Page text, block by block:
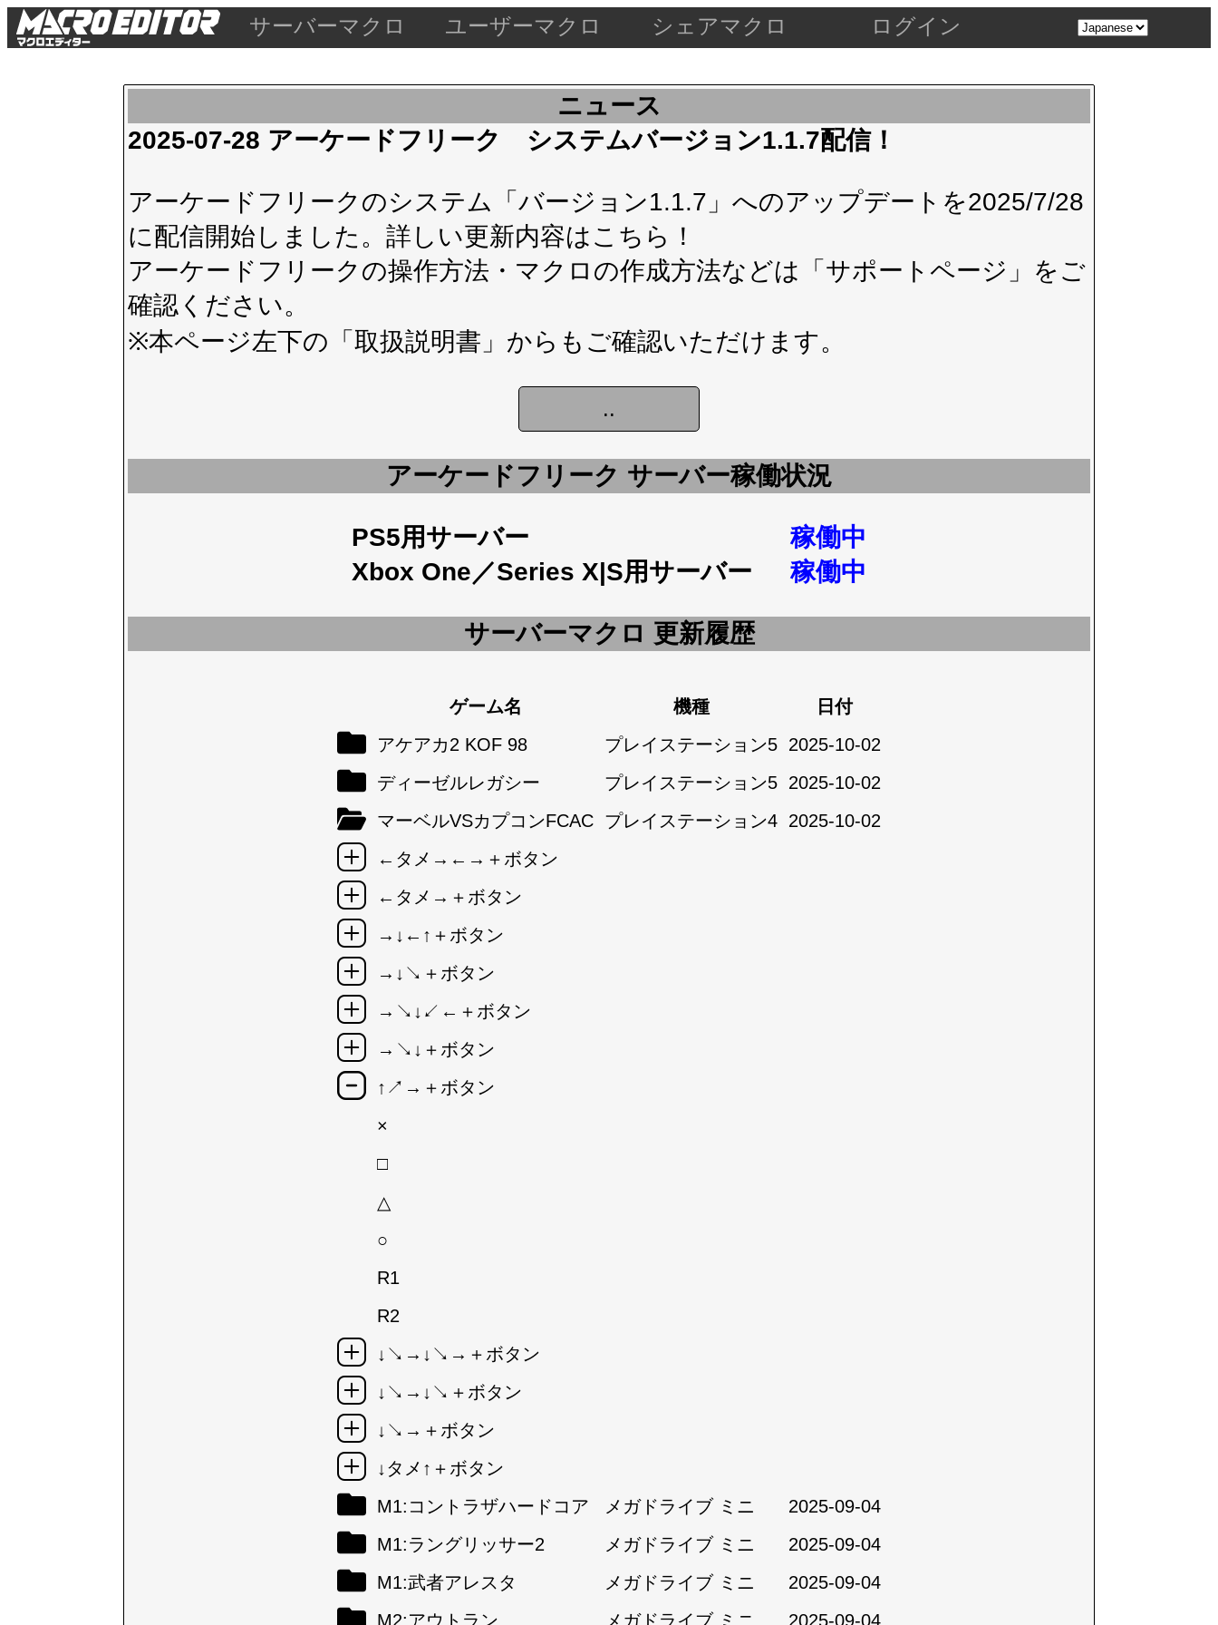
サーバーマクロ ユーザーマクロ シェアマクロ ログイン
ニュース
2025-07-28 アーケードフリーク システムバージョン1.1.7配信！
アーケードフリークのシステム「バージョン1.1.7」へのアップデートを2025/7/28
に配信開始しました。詳しい更新内容はこちら！
アーケードフリークの操作方法・マクロの作成方法などは 「サポートページ」 をご
確認ください。
※本ページ左下の 「取扱説明書」 からもご確認いただけます。
アーケードフリーク サーバー稼働状況
PS5用サーバー
稼働中
Xbox One／Series X|S用サーバー
稼働中
サーバーマクロ 更新履歴
ゲーム名 機種
日付
アケアカ2 KOF 98
プレイステーション5 2025-10-02
ディーゼルレガシー
プレイステーション5 2025-10-02
マーベルVSカプコンFCAC プレイステーション4 2025-10-02
←タメ→←→＋ボタン
←タメ→＋ボタン
→↓←↑＋ボタン
→↓↘＋ボタン
→↘↓↙←＋ボタン
→↘↓＋ボタン
↑↗→＋ボタン
×
□
△
○
R1
R2
↓↘→↓↘→＋ボタン
↓↘→↓↘＋ボタン
↓↘→＋ボタン
↓タメ↑＋ボタン
M1:コントラザハードコア
メガドライブ ミニ
2025-09-04
M1:ラングリッサー2
メガドライブ ミニ
2025-09-04
M1:武者アレスタ
メガドライブ ミニ
2025-09-04
M2:アウトラン
メガドライブ ミニ 2025-09-04